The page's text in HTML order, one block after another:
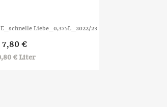
Vorschau
Liebe_0,375L_2022/23
7,80 €
€ Liter